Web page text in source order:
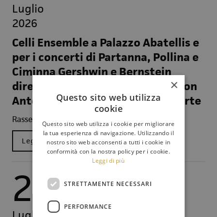
Luglio
2026
Celli Ensemble a Palazzo Abatellis e
per i concerti di Partanna, Pollina e
Ciminna Gershwin e Bernstein
diretti da Christopher Franklin con
Antonio Di Cristofano al pianoforte
Rassegna stampa
Leggi
22
×
Questo sito web utilizza
cookie
Questo sito web utilizza i cookie per migliorare
la tua esperienza di navigazione. Utilizzando il
nostro sito web acconsenti a tutti i cookie in
conformità con la nostra policy per i cookie.
Leggi di più
STRETTAMENTE NECESSARI
PERFORMANCE